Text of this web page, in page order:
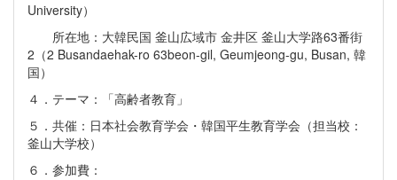
University）
所在地：大韓民国 釜山広域市 金井区 釜山大学路63番街
2（2 Busandaehak-ro 63beon-gil, Geumjeong-gu, Busan, 韓
国）
４．テーマ：「高齢者教育」
５．共催：日本社会教育学会・韓国平生教育学会（担当校：
釜山大学校）
６．参加費：